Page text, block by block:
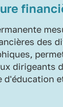
des
dirigeants
d'éducation